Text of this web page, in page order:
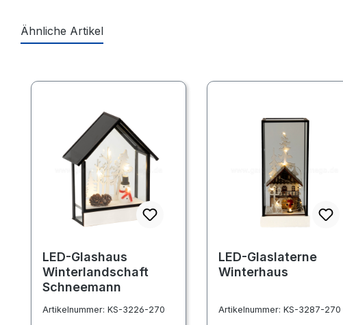
Ähnliche Artikel
LED-Glashaus
Winterlandschaft
Schneemann
Artikelnummer: KS-3226-270
LED-Glaslaterne
Winterhaus
Artikelnummer: KS-3287-270